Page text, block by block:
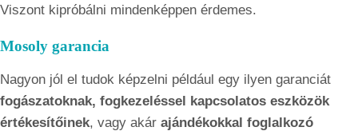
Viszont kipróbálni mindenképpen érdemes.
Mosoly garancia
Nagyon jól el tudok képzelni például egy ilyen garanciát
fogászatoknak, fogkezeléssel kapcsolatos eszközök
értékesítőinek, vagy akár ajándékokkal foglalkozó